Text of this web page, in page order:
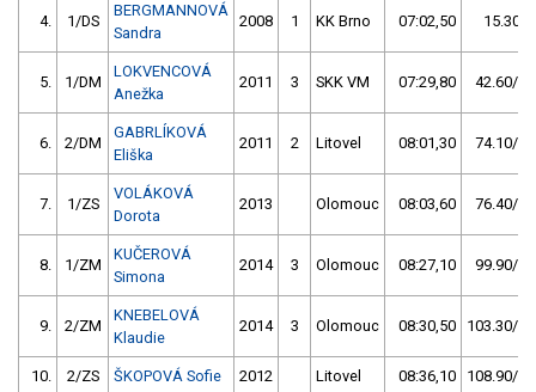
4. 1/DS
BERGMANNOVÁ
Sandra
2008 1 KK Brno 07:02,50 15.30/
5. 1/DM
LOKVENCOVÁ
Anežka
2011 3 SKK VM 07:29,80 42.60/
6. 2/DM
GABRLÍKOVÁ
Eliška
2011 2 Litovel 08:01,30 74.10/
7. 1/ZS
VOLÁKOVÁ
Dorota
2013 Olomouc 08:03,60 76.40/
8. 1/ZM
KUČEROVÁ
Simona
2014 3 Olomouc 08:27,10 99.90/
9. 2/ZM
KNEBELOVÁ
Klaudie
2014 3 Olomouc 08:30,50 103.30/
10. 2/ZS ŠKOPOVÁ Sofie 2012 Litovel 08:36,10 108.90/